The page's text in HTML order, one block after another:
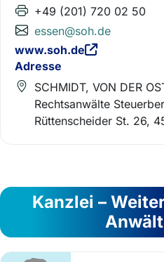
+49 (201) 720 02 50
essen@soh.de
www.soh.de
Adresse
SCHMIDT, VON DER
Rechtsanwälte
Rüttenscheider St. 26,
Kanzlei –